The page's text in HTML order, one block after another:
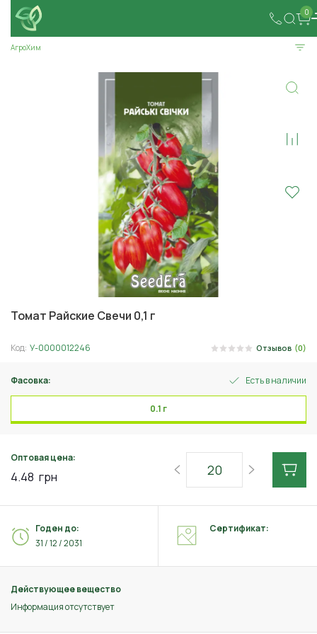
0
АгроХим
Томат Райские Свечи 0,1 г
Код: У-0000012246 Отзывов (0)
Фасовка: Есть в наличии
0.1 г
Оптовая цена:
4.48 грн
Действующее вещество
Информация отсутствует
Годен до:
31 / 12 / 2031
Сертификат: